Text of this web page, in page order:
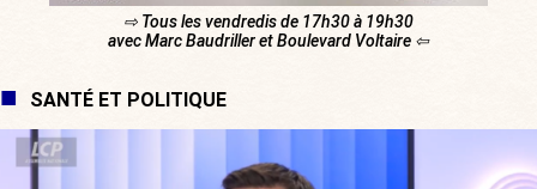
⇨ Tous les vendredis de 17h30 à 19h30
avec Marc Baudriller et Boulevard Voltaire ⇦
SANTÉ ET POLITIQUE